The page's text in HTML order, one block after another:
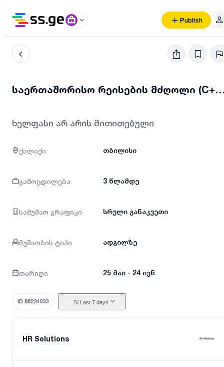
Publish
საერთაშორისო რეისების მძღოლი (C+E
ხელფასი არ არის მითითებული
ქალაქი თბილისი
გამოცდილება 3 წლამდე
სამუშაო გრაფიკი სრული განაკვეთი
მუშაობის ტიპი ადგილზე
თარიღი 25 მაი - 24 ივნ
ID 88234033 5/ Last 7 days
HR Solutions